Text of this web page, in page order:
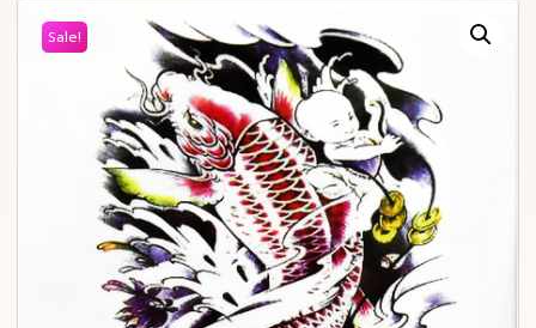
Sale!